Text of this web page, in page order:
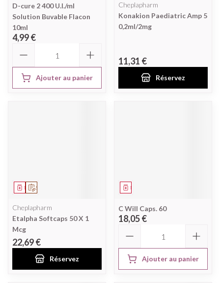
D-cure 2 400 U.I./ml
Solution Buvable Flacon
10ml
4,99 €
Ajouter au panier
Cheplapharm
Konakion Paediatric Amp 5
0,2ml/2mg
11,31 €
Réservez
Sur prescription
Médicament
Cheplapharm
Etalpha Softcaps 50 X 1
Mcg
22,69 €
Réservez
Médicament
C Will Caps. 60
18,05 €
Ajouter au panier